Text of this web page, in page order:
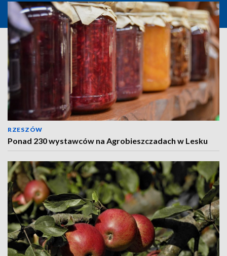
RZESZÓW
Ponad 230 wystawców na Agrobieszczadach w Lesku